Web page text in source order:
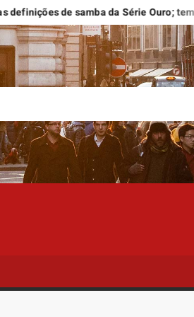
de samba da Série Ouro; temporada